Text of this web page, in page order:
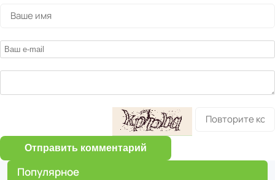
Отправить комментарий
Популярное